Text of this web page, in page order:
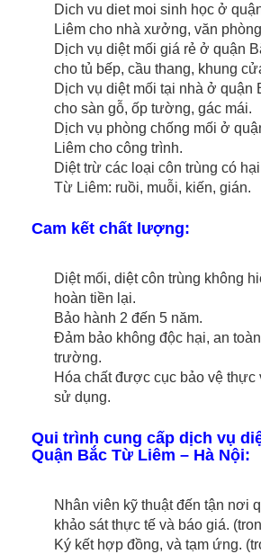
Dich vu diet moi sinh học ở
Liêm cho nhà xưởng, văn
Dịch vụ diệt mối giá rẻ ở quận
cho tủ bếp, cầu thang, khung
Dịch vụ diệt mối tại nhà ở quận
cho sàn gỗ, ốp tường, gác mái.
Dịch vụ phòng chống mối ở
Liêm cho công trình.
Diệt trừ các loại côn trùng có
Từ Liêm: ruồi, muỗi, kiến, gián.
Cam kết chất lượng:
Diệt mối, diệt côn trùng không
hoàn tiền lại.
Bảo hành 2 đến 5 năm.
Đảm bảo không độc hại, an
trường.
Hóa chất được cục bảo vệ thực
sử dụng.
Qui trình cung cấp dịch vụ
Quận Bắc Từ Liêm – Hà Nội:
Nhân viên kỹ thuật đến tận nơi
khảo sát thực tế và báo giá.
Ký kết hợp đồng, và tạm ứng.